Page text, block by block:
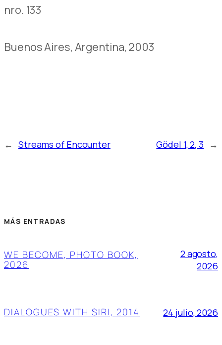
nro. 133
Buenos Aires, Argentina, 2003
← Streams of Encounter Gödel 1, 2, 3 →
MÁS ENTRADAS
WE BECOME, PHOTO BOOK,
2026
2 agosto,
2026
DIALOGUES WITH SIRI, 2014 24 julio, 2026